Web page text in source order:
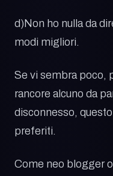
d)Non ho nulla da
modi migliori.
Se vi sembra poco,
rancore alcuno da
disconnesso,
preferiti.
Come neo blogger